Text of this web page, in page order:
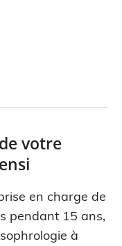
votre
en charge de
pendant 15 ans,
à